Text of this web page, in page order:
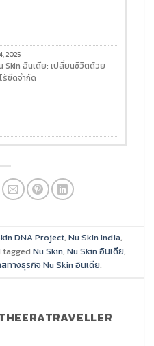
2025
Skin อินเดีย: เปลี่ยนชีวิตด้วย
ร้ขีดจำกัด
DNA Project, Nu Skin India,
tagged Nu Skin, Nu Skin อินเดีย,
ทางธุรกิจ Nu Skin อินเดีย.